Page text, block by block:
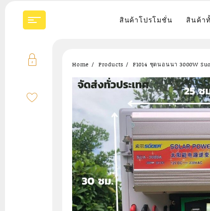
content
สินค้าโปรโมชั่น สินค้า
Home Products F1014 ชุดนอนนา 3000W